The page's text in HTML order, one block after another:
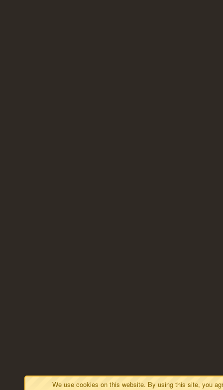
We use cookies on this website. By using this site, you